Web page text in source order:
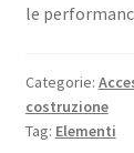
le
Categorie:
costruzione
Tag: Elementi